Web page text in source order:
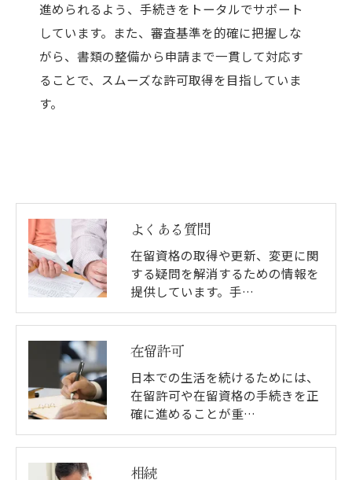
進められるよう、手続きをトータルでサポート
しています。また、審査基準を的確に把握しな
がら、書類の整備から申請まで一貫して対応す
ることで、スムーズな許可取得を目指していま
す。
よくある質問
在留資格の取得や更新、変更に関
する疑問を解消するための情報を
提供しています。手…
在留許可
日本での生活を続けるためには、
在留許可や在留資格の手続きを正
確に進めることが重…
相続